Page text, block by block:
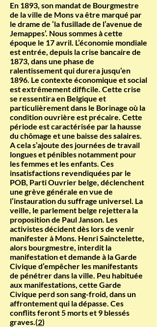
En 1893, son mandat de Bourgmestre
de la ville de Mons va être marqué par
le drame de ‘la fusillade de l’avenue de
Jemappes’. Nous sommes à cette
époque le 17 avril. L’économie mondiale
est entrée, depuis la crise bancaire de
1873, dans une phase de
ralentissement qui durera jusqu’en
1896. Le contexte économique et social
est extrêmement difficile. Cette crise
se ressentira en Belgique et
particulièrement dans le Borinage où la
condition ouvrière est précaire. Cette
période est caractérisée par la hausse
du chômage et une baisse des salaires.
A cela s’ajoute des journées de travail
longues et pénibles notamment pour
les femmes et les enfants. Ces
insatisfactions revendiquées par le
POB, Parti Ouvrier belge, déclenchent
une grève générale en vue de
l’instauration du suffrage universel. La
veille, le parlement belge rejettera la
proposition de Paul Janson. Les
activistes décident dès lors de venir
manifester à Mons. Henri Sainctelette,
alors bourgmestre, interdit la
manifestation et demande à la Garde
Civique d’empêcher les manifestants
de pénétrer dans la ville. Peu habituée
aux manifestations, cette Garde
Civique perd son sang-froid, dans un
affrontement qui la dépasse. Ces
conflits feront 5 morts et 9 blessés
graves.(2)